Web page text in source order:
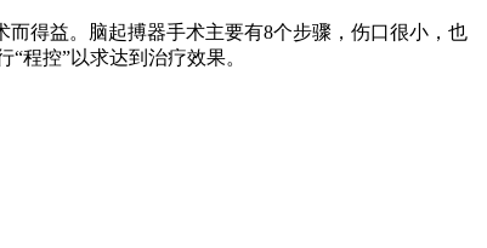
得益。脑起搏器手术主要有8个步骤，伤口很小，也
程控”以求达到治疗效果。